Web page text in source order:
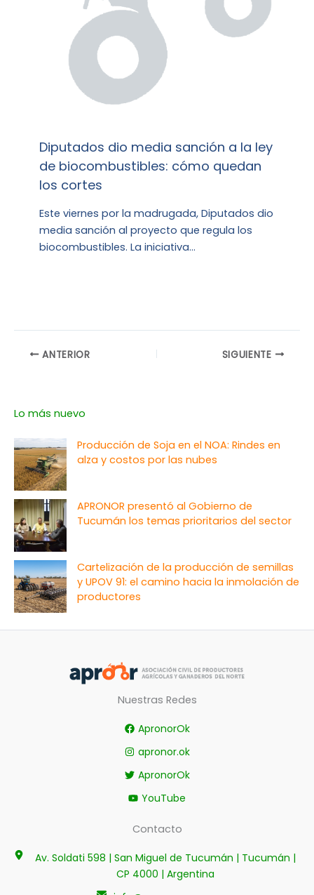
Diputados dio media sanción a la ley
de biocombustibles: cómo quedan
los cortes
Este viernes por la madrugada, Diputados dio
media sanción al proyecto que regula los
biocombustibles. La iniciativa…
ANTERIOR SIGUIENTE
Lo más nuevo
Producción de Soja en el NOA: Rindes en
alza y costos por las nubes
APRONOR presentó al Gobierno de
Tucumán los temas prioritarios del sector
Cartelización de la producción de semillas
y UPOV 91: el camino hacia la inmolación de
productores
Nuestras Redes
ApronorOk
apronor.ok
ApronorOk
YouTube
Contacto
Av. Soldati 598 | San Miguel de Tucumán | Tucumán |
CP 4000 | Argentina